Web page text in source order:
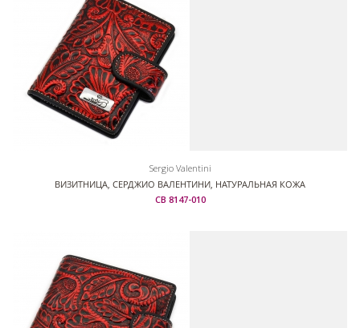
Sergio Valentini
ВИЗИТНИЦА, СЕРДЖИО ВАЛЕНТИНИ, НАТУРАЛЬНАЯ КОЖА
СВ 8147-010